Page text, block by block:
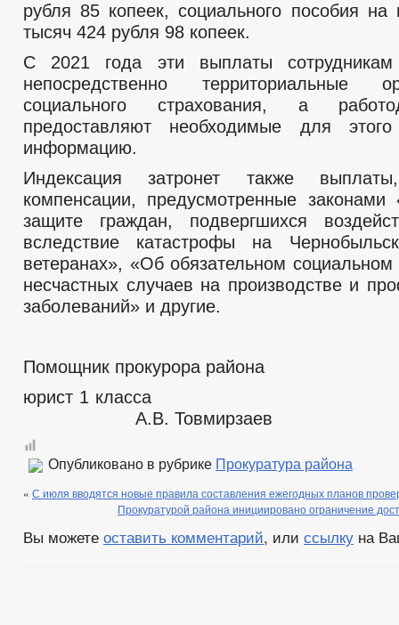
рубля 85 копеек, социального пособия на
тысяч 424 рубля 98 копеек.
С 2021 года эти выплаты сотрудникам
непосредственно территориальные
социального страхования, а
предоставляют необходимые для
информацию.
Индексация затронет также
компенсации, предусмотренные
защите граждан, подвергшихся
вследствие катастрофы на
ветеранах», «Об обязательном социальном
несчастных случаев на производстве и
заболеваний» и другие.
Помощник прокурора района
юрист 1
А.В. Товмирзаев
Опубликовано в рубрике Прокуратура района
« С июля вводятся новые правила составления ежегодных планов
Прокуратурой района инициировано ограничение
Вы можете оставить комментарий, или ссылку на